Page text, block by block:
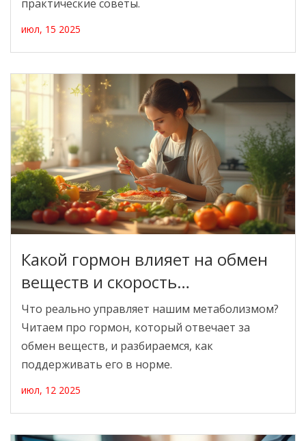
практические советы.
июл, 15 2025
Какой гормон влияет на обмен
веществ и скорость
метаболизма?
Что реально управляет нашим метаболизмом?
Читаем про гормон, который отвечает за
обмен веществ, и разбираемся, как
поддерживать его в норме.
июл, 12 2025